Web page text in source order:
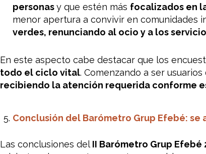
personasy que estén más focalizados en
menor apertura a convivir en comunidades
verdes, renunciando al ocio y a los
En este aspecto cabe destacar que los
todo el ciclo vital. Comenzando a ser
recibiendo la atención requerida conforme
Conclusión del Barómetro Grup Efebé:
Las conclusiones del II Barómetro Grup Efebé